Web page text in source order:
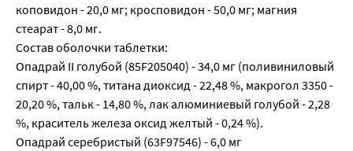
коповидон - 20,0 мг; кросповидон - 50,0 мг; магния
стеарат - 8,0 мг.
Состав оболочки таблетки:
Опадрай II голубой (85F205040) - 34,0 мг (поливиниловый
спирт - 40,00 %, титана диоксид - 22,48 %, макрогол 3350 -
20,20 %, тальк - 14,80 %, лак алюминиевый голубой - 2,28
%, краситель железа оксид желтый - 0,24 %).
Опадрай серебристый (63F97546) - 6,0 мг